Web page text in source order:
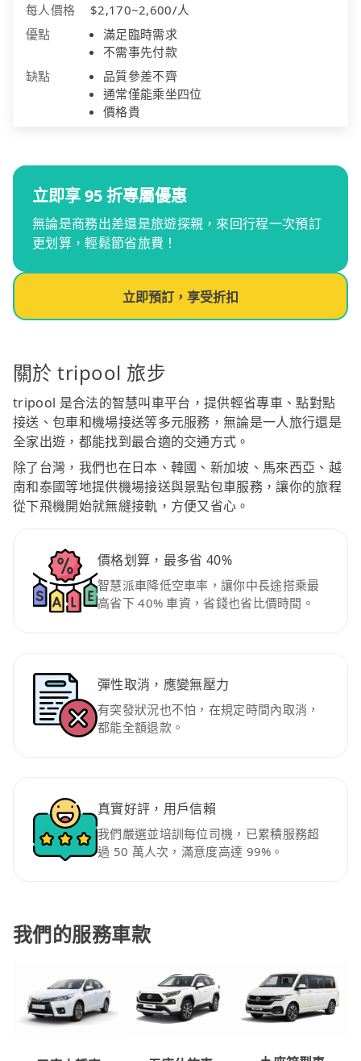
每人價格
$2,170~2,600/人
優點
滿足臨時需求
不需事先付款
缺點
品質參差不齊
通常僅能乘坐四位
價格貴
立即享 95 折專屬優惠
無論是商務出差還是旅遊探親，來回行程一次預訂
更划算，輕鬆節省旅費！
立即預訂，享受折扣
關於 tripool 旅步
tripool 是合法的智慧叫車平台，提供輕省專車、點對點
接送、包車和機場接送等多元服務，無論是一人旅行還是
全家出遊，都能找到最合適的交通方式。
除了台灣，我們也在日本、韓國、新加坡、馬來西亞、越
南和泰國等地提供機場接送與景點包車服務，讓你的旅程
從下飛機開始就無縫接軌，方便又省心。
價格划算，最多省 40%
智慧派車降低空車率，讓你中長途搭乘最
高省下 40% 車資，省錢也省比價時間。
彈性取消，應變無壓力
有突發狀況也不怕，在規定時間內取消，
都能全額退款。
真實好評，用戶信賴
我們嚴選並培訓每位司機，已累積服務超
過 50 萬人次，滿意度高達 99%。
我們的服務車款